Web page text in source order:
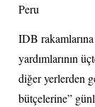
Peru
IDB
yardımlarının
diğer yerlerden
bütçelerine”